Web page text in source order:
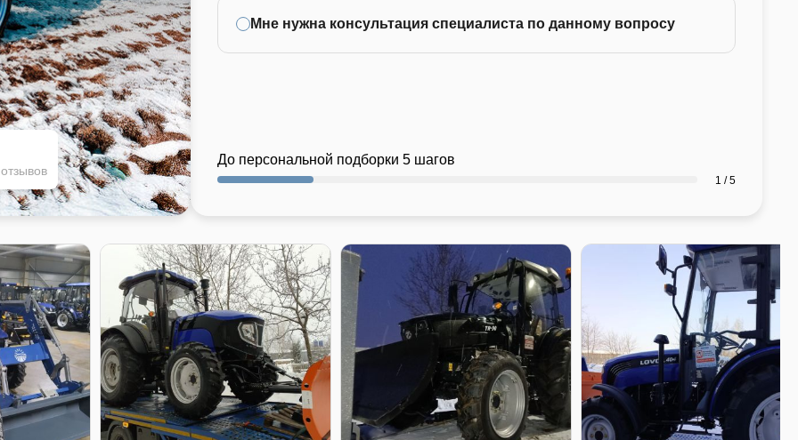
Мне нужна консультация специалиста по данному вопросу
До персональной подборки 5 шагов
1 / 5